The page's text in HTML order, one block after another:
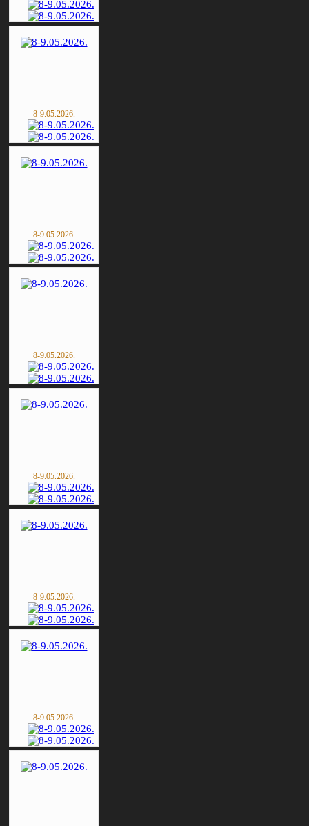
8-9.05.2026.
8-9.05.2026.
8-9.05.2026.
8-9.05.2026.
8-9.05.2026.
8-9.05.2026.